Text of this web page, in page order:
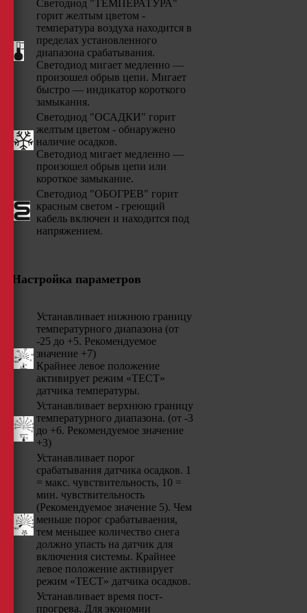
Светодиод "ТЕМПЕРАТУРА"
горит желтым цветом -
температура воздуха находится в
пределах установленного
диапазона срабатывания.
Светодиод мигает медленно —
произошел обрыв цепи. Мигает
быстро — индикатор короткого
замыкания.
Светодиод "ОСАДКИ" горит
желтым цветом - обнаружено
наличие осадков.
Светодиод мигает медленно —
произошел обрыв цепи или
короткое замыкание.
Светодиод "ОБОГРЕВ" горит
красным светом - греющий
кабель включен и находится под
напряжением.
Настройка параметров
Устанавливает нижнюю границу
температурного диапазона (от
-25 до +5. Рекомендуемое
значение +7)
Крайнее левое положение
активирует режим «ТЕСТ»
датчика температуры.
Устанавливает верхнюю границу
температурного диапазона. (от -3
до +6. Рекомендуемое значение
+3)
Устанавливает порог
срабатывания датчика осадков. 1
= макс. чувствительность, 10 =
мин. чувствительность
(Рекомендуемое значение 5). Чем
меньше порог срабатываения,
тем меньшее количество снега
должно упасть на датчик для
включения системы. Крайнее
левое положение активирует
режим «ТЕСТ» датчика осадков.
Устанавливает время пост-
прогрева. Для экономии